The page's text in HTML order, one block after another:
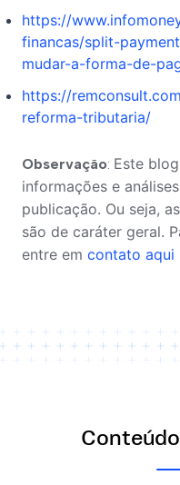
https://
financas/split-
mudar-a-forma-de-
https://
reforma-tributaria/
Observação: Este
informações e
publicação. Ou seja,
são de caráter geral.
entre em contato aqui